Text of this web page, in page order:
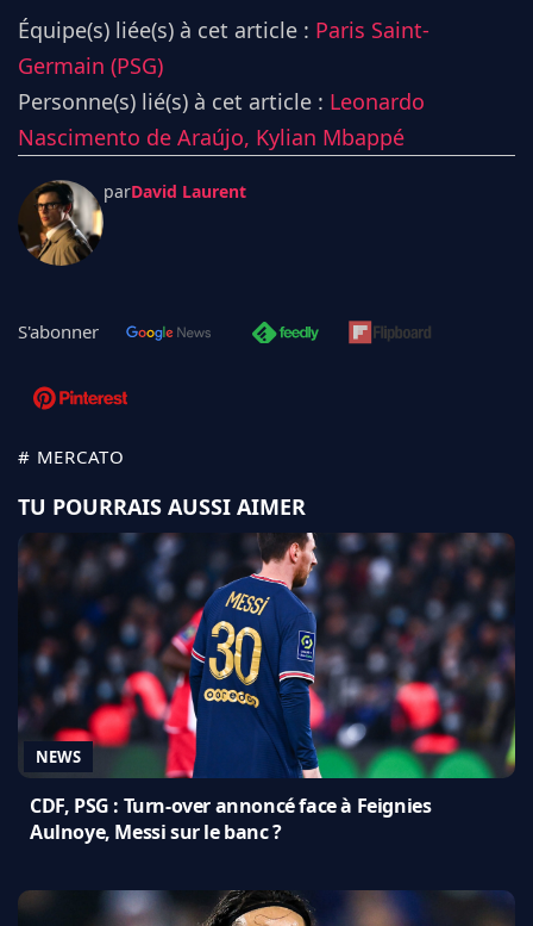
Équipe(s) liée(s) à cet article : Paris Saint-
Germain (PSG)
Personne(s) lié(s) à cet article : Leonardo
Nascimento de Araújo, Kylian Mbappé
parDavid Laurent
S'abonner
# MERCATO
TU POURRAIS AUSSI AIMER
NEWS
CDF, PSG : Turn-over annoncé face à Feignies
Aulnoye, Messi sur le banc ?